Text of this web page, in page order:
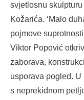
svjetlosnu
Kožarića. ‘Malo
pojmove
Viktor Popović
zaborava,
usporava pogled.
s neprekidnom